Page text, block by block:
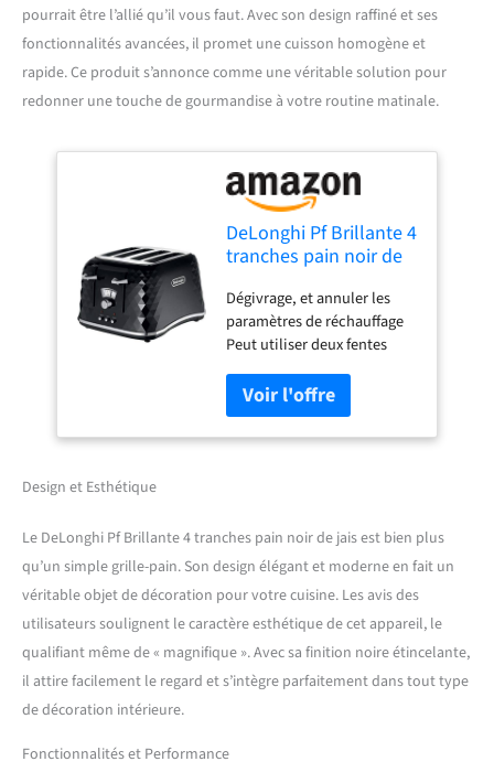
pourrait être l’allié qu’il vous faut. Avec son design raffiné et ses
fonctionnalités avancées, il promet une cuisson homogène et
rapide. Ce produit s’annonce comme une véritable solution pour
redonner une touche de gourmandise à votre routine matinale.
DeLonghi Pf Brillante 4
tranches pain noir de
Dégivrage, et annuler les
paramètres de réchauffage
Peut utiliser deux fentes
indépendamment Contrôle
de brunissement variable
Position la plus haute pour
un retrait facile des petites
Design et Esthétique
Le DeLonghi Pf Brillante 4 tranches pain noir de jais est bien plus
qu’un simple grille-pain. Son design élégant et moderne en fait un
véritable objet de décoration pour votre cuisine. Les avis des
utilisateurs soulignent le caractère esthétique de cet appareil, le
qualifiant même de « magnifique ». Avec sa finition noire étincelante,
il attire facilement le regard et s’intègre parfaitement dans tout type
de décoration intérieure.
Fonctionnalités et Performance